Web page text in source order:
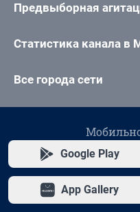
Предвыборная
Статистика канала в
Все города сети
Google Play
App Gallery